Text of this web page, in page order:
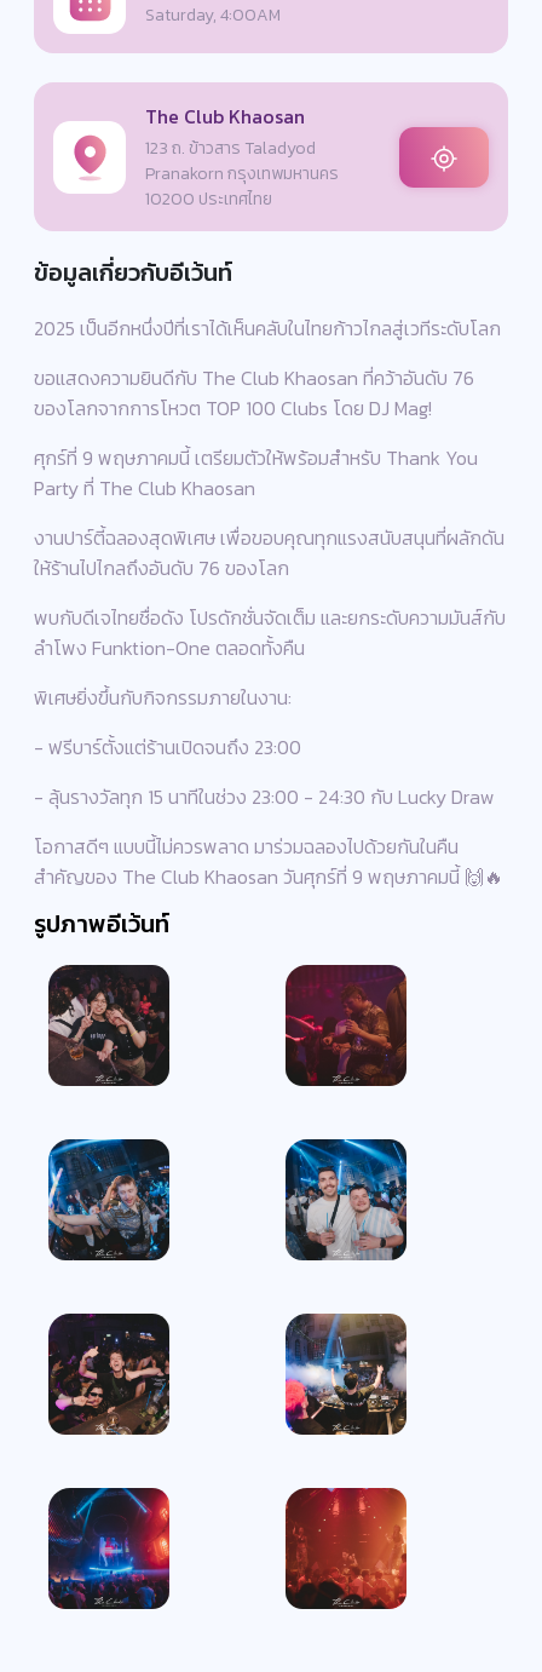
Saturday, 4:00AM
The Club Khaosan
123 ถ. ข้าวสาร Taladyod
Pranakorn กรุงเทพมหานคร
10200 ประเทศไทย
ข้อมูลเกี่ยวกับอีเว้นท์
2025 เป็นอีกหนึ่งปีที่เราได้เห็นคลับในไทยก้าวไกลสู่เวทีระดับโลก
ขอแสดงความยินดีกับ The Club Khaosan ที่คว้าอันดับ 76
ของโลกจากการโหวต TOP 100 Clubs โดย DJ Mag!
ศุกร์ที่ 9 พฤษภาคมนี้ เตรียมตัวให้พร้อมสำหรับ Thank You
Party ที่ The Club Khaosan
งานปาร์ตี้ฉลองสุดพิเศษ เพื่อขอบคุณทุกแรงสนับสนุนที่ผลักดัน
ให้ร้านไปไกลถึงอันดับ 76 ของโลก
พบกับดีเจไทยชื่อดัง โปรดักชั่นจัดเต็ม และยกระดับความมันส์กับ
ลำโพง Funktion-One ตลอดทั้งคืน
พิเศษยิ่งขึ้นกับกิจกรรมภายในงาน:
- ฟรีบาร์ตั้งแต่ร้านเปิดจนถึง 23:00
- ลุ้นรางวัลทุก 15 นาทีในช่วง 23:00 - 24:30 กับ Lucky Draw
โอกาสดีๆ แบบนี้ไม่ควรพลาด มาร่วมฉลองไปด้วยกันในคืน
สำคัญของ The Club Khaosan วันศุกร์ที่ 9 พฤษภาคมนี้ 🙌🔥
รูปภาพอีเว้นท์